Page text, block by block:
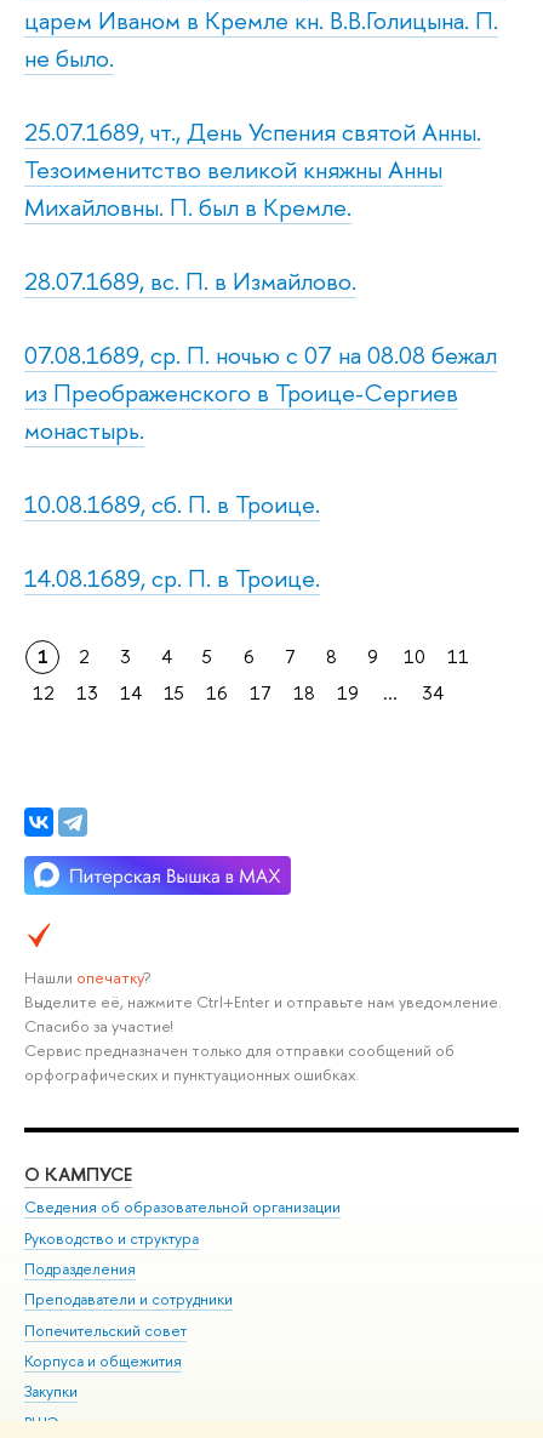
царем Иваном в Кремле кн. В.В.Голицына. П.
не было.
25.07.1689, чт., День Успения святой Анны.
Тезоименитство великой княжны Анны
Михайловны. П. был в Кремле.
28.07.1689, вс. П. в Измайлово.
07.08.1689, ср. П. ночью с 07 на 08.08 бежал
из Преображенского в Троице-Сергиев
монастырь.
10.08.1689, сб. П. в Троице.
14.08.1689, ср. П. в Троице.
1 2 3 4 5 6 7 8 9 10
11
12
13 14 15 16 17 18 19 ... 34
Нашли опечатку?
Выделите её, нажмите Ctrl+Enter и отправьте нам уведомление.
Спасибо за участие!
Сервис предназначен только для отправки сообщений об
орфографических и пунктуационных ошибках.
О КАМПУСЕ
Сведения об образовательной организации
Руководство и структура
Подразделения
Преподаватели и сотрудники
Попечительский совет
Корпуса и общежития
Закупки
ВШЭ для студентов с ограниченными возможностями